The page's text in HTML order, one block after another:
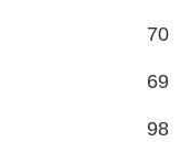
70
69
98